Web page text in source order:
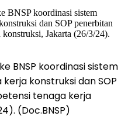
BNSP koordinasi sistem
konstruksi dan SOP
tenaga kerja
(Doc.BNSP)